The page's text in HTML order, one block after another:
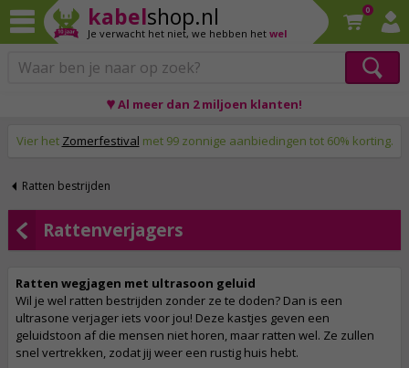
kabelshop.nl
Je verwacht het niet, we hebben het wel
0
♥ Al meer dan 2 miljoen klanten!
Vier het Zomerfestival met 99 zonnige aanbiedingen tot 60% korting.
Ratten bestrijden
Rattenverjagers
Ratten wegjagen met ultrasoon geluid
Wil je wel ratten bestrijden zonder ze te doden? Dan is een
ultrasone verjager iets voor jou! Deze kastjes geven een
geluidstoon af die mensen niet horen, maar ratten wel. Ze zullen
snel vertrekken, zodat jij weer een rustig huis hebt.